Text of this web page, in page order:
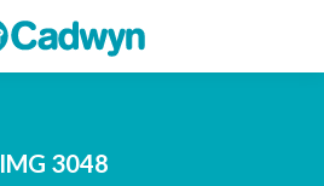
IMG 3048